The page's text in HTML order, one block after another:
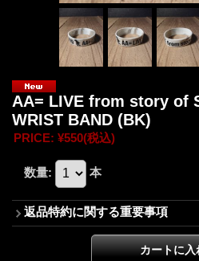
AA= LIVE from story of
WRIST BAND (BK)
PRICE: ¥550(税込)
数量: 本
返品特約に関する重要事項